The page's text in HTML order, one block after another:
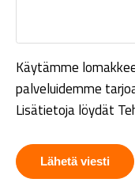
Käytämme
palveluidemme
Lisätietoja löydät